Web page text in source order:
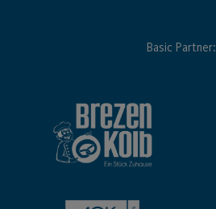
Basic Partner: